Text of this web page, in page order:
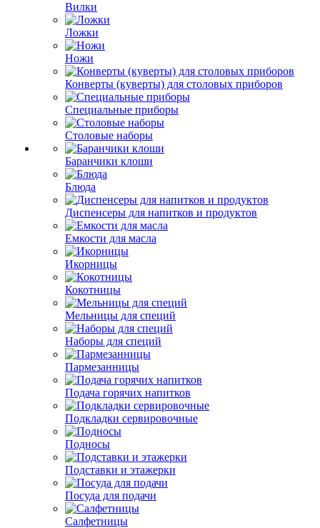
Вилки
Ложки
Ножи
Конверты (куверты) для столовых приборов
Специальные приборы
Столовые наборы
Баранчики клоши
Блюда
Диспенсеры для напитков и продуктов
Емкости для масла
Икорницы
Кокотницы
Мельницы для специй
Наборы для специй
Пармезанницы
Подача горячих напитков
Подкладки сервировочные
Подносы
Подставки и этажерки
Посуда для подачи
Салфетницы